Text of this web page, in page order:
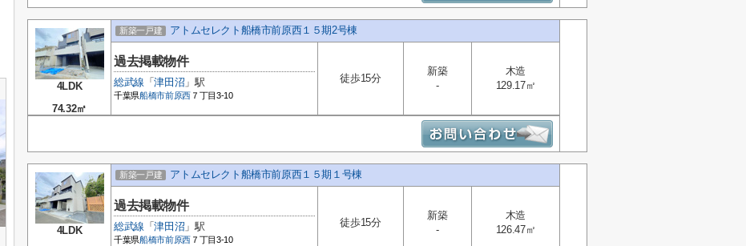
4LDK
74.32㎡
新築一戸建 アトムセレクト船橋市前原西１５期2号棟
過去掲載物件
総武線 「津田沼 」駅
千葉県船橋市前原西７丁目3-10
徒歩15分
新築
-
木造
129.17㎡
4LDK
新築一戸建 アトムセレクト船橋市前原西１５期１号棟
過去掲載物件
総武線 「津田沼 」駅
千葉県船橋市前原西７丁目3-10
徒歩15分
新築
-
木造
126.47㎡